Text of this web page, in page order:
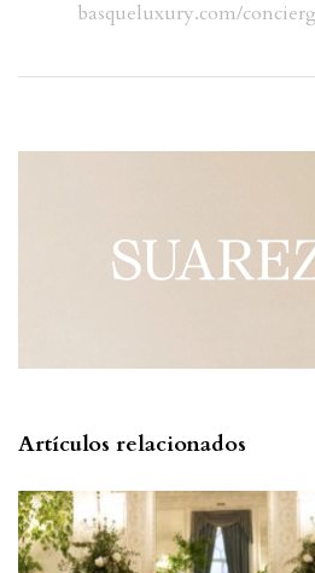
basqueluxury.com/
Artículos relacionados